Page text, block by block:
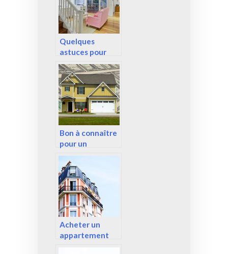
Quelques
astuces pour
rénover sa
maison ou son
appartement.
Bon à connaître
pour un
investissement
immobilier
Acheter un
appartement